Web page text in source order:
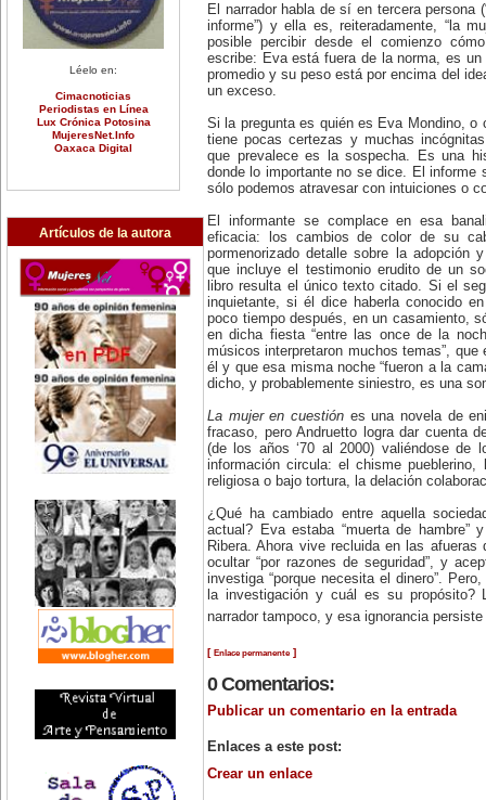
Léelo en:
Cimacnoticias
Periodistas en Línea
Lux Crónica Potosina
MujeresNet.Info
Oaxaca Digital
Artículos de la autora
El narrador habla de sí en tercera persona
informe”) y ella es, reiteradamente, “la
posible percibir desde el comienzo
escribe: Eva está fuera de la norma, es
promedio y su peso está por encima del
un exceso.
Si la pregunta es quién es Eva Mondino, o
tiene pocas certezas y muchas
que prevalece es la sospecha. Es una
donde lo importante no se dice. El informe
sólo podemos atravesar con intuiciones o
El informante se complace en esa
eficacia: los cambios de color de su
pormenorizado detalle sobre la adopción
que incluye el testimonio erudito de un
libro resulta el único texto citado. Si el
inquietante, si él dice haberla conocido
poco tiempo después, en un casamiento,
en dicha fiesta “entre las once de la
músicos interpretaron muchos temas”,
él y que esa misma noche “fueron a la
dicho, y probablemente siniestro, es una
La mujer en cuestión es una novela de
fracaso, pero Andruetto logra dar cuenta
(de los años ‘70 al 2000) valiéndose de
información circula: el chisme
religiosa o bajo tortura, la delación
¿Qué ha cambiado entre aquella
actual? Eva estaba “muerta de hambre”
Ribera. Ahora vive recluida en las afueras
ocultar “por razones de seguridad”, y
investiga “porque necesita el dinero”.
la investigación y cuál es su propósito?
narrador tampoco, y esa ignorancia
[ Enlace permanente]
0 Comentarios:
Publicar un comentario en la entrada
Enlaces a este post:
Crear un enlace